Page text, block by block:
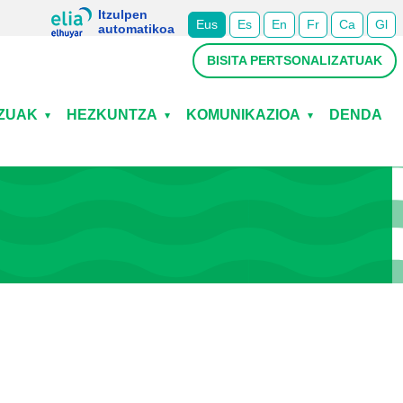
Itzulpen
automatikoa
Eus Es En Fr Ca Gl
BISITA PERTSONALIZATUAK
HEZKUNTZA KOMUNIKAZIOA DENDA